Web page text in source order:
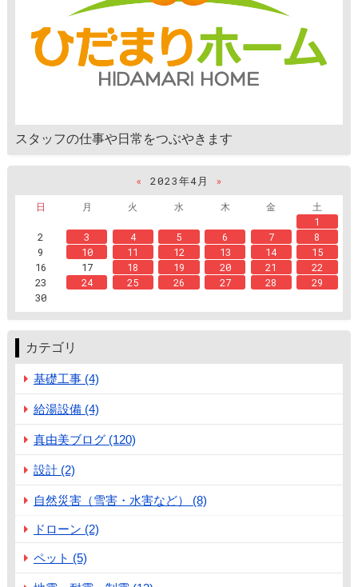
スタッフの仕事や日常をつぶやきます
« 2023年4月
»
日
月 火 水 木 金
土
1
2
3 4 5 6 7
8
9
10 11 12 13 14
15
16
17 18 19 20 21
22
23
24 25 26 27 28
29
30
カテゴリ
基礎工事 (4)
給湯設備 (4)
真由美ブログ (120)
設計 (2)
自然災害（雪害・水害など） (8)
ドローン (2)
ペット (5)